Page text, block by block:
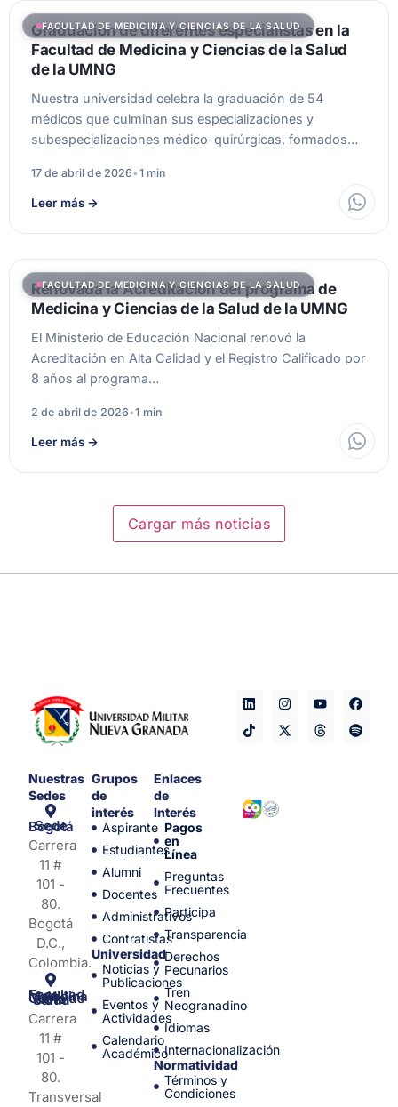
FACULTAD DE MEDICINA Y CIENCIAS DE LA SALUD
Graduación de diferentes especialistas en la
Facultad de Medicina y Ciencias de la Salud
de la UMNG
Nuestra universidad celebra la graduación de 54
médicos que culminan sus especializaciones y
subespecializaciones médico-quirúrgicas, formados
17 de abril de 2026• 1 min
Leer más →
FACULTAD DE MEDICINA Y CIENCIAS DE LA SALUD
Renovada la Acreditación del programa de
Medicina y Ciencias de la Salud de la UMNG
El Ministerio de Educación Nacional renovó la
Acreditación en Alta Calidad y el Registro Calificado por
8 años al programa…
2 de abril de 2026•1 min
Leer más →
Cargar más noticias
Nuestras
Sedes
Sede Bogotá
Carrera
11 #
101 -
80.
Bogotá
D.C.,
Colombia.
Facultad de Medicina y Ciencias de la Salud
Carrera
11 #
101 -
80.
Transversal
Grupos
de
interés
Aspirante
Estudiantes
Alumni
Docentes
Administrativos
Contratistas
Universidad
Noticias y
Publicaciones
Eventos y
Actividades
Calendario
Académico
Enlaces
de
Interés
Pagos
en
Línea
Preguntas
Frecuentes
Participa
Transparencia
Derechos
Pecunarios
Tren
Neogranadino
Idiomas
Internacionalización
Normatividad
Términos y
Condiciones